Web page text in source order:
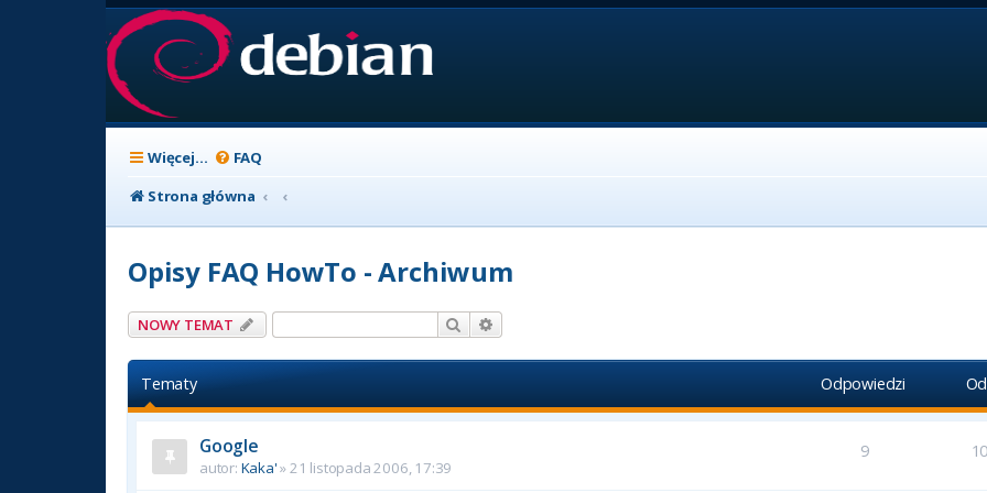
Więcej… FAQ
Strona główna
Opisy FAQ HowTo - Archiwum
NOWY TEMAT Szukaj
Tematy Odpowiedzi
Google
autor: Kaka'» 21 listopada 2006, 17:39
9